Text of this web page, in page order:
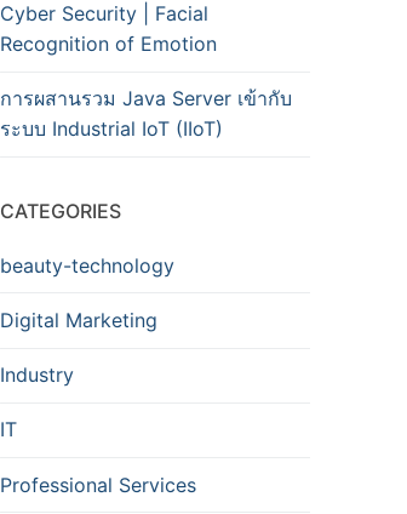
Cyber Security | Facial
Recognition of Emotion
การผสานรวม Java Server เข้ากับ
ระบบ Industrial IoT (IIoT)
CATEGORIES
beauty-technology
Digital Marketing
Industry
IT
Professional Services